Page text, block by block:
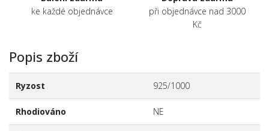
ke každé objednávce
při objednávce nad 3000
Kč
Popis zboží
Ryzost 925/1000
Rhodiováno NE